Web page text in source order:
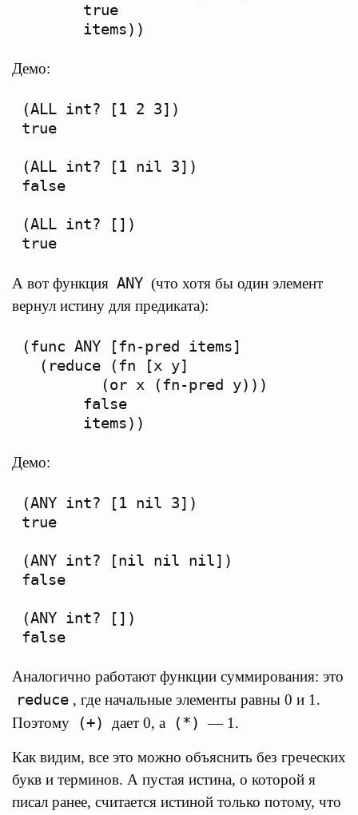
       true
Демо:
(ALL int? [1 2 3])
true
(ALL int? [1 nil 3])
false
(ALL int? [])
А вот функция ANY (что хотя бы один элемент
вернул истину для предиката):
(func ANY [fn-pred items]
  (reduce (fn [x y]
         (or x (fn-pred y)))
       false
Демо:
(ANY int? [1 nil 3])
true
(ANY int? [nil nil nil])
false
(ANY int? [])
Аналогично работают функции суммирования: это
reduce , где начальные элементы равны 0 и 1.
Поэтому
(+) дает 0, а (*) — 1.
Как видим, все это можно объяснить без греческих
букв и терминов. А пустая истина, о которой я
писал ранее, считается истиной только потому, что